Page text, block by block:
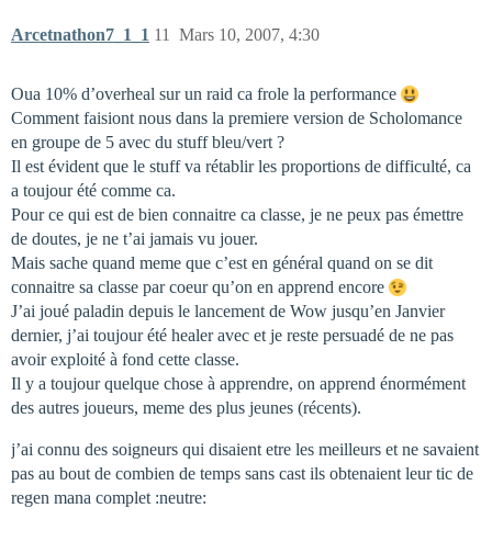
Arcetnathon7_1_1 Mars 10, 2007, 4:30
11
Oua 10% d’overheal sur un raid ca frole la performance
Comment faisiont nous dans la premiere version de Scholomance
en groupe de 5 avec du stuff bleu/vert ?
Il est évident que le stuff va rétablir les proportions de difficulté, ca
a toujour été comme ca.
Pour ce qui est de bien connaitre ca classe, je ne peux pas émettre
de doutes, je ne t’ai jamais vu jouer.
Mais sache quand meme que c’est en général quand on se dit
connaitre sa classe par coeur qu’on en apprend encore
J’ai joué paladin depuis le lancement de Wow jusqu’en Janvier
dernier, j’ai toujour été healer avec et je reste persuadé de ne pas
avoir exploité à fond cette classe.
Il y a toujour quelque chose à apprendre, on apprend énormément
des autres joueurs, meme des plus jeunes (récents).
j’ai connu des soigneurs qui disaient etre les meilleurs et ne savaient
pas au bout de combien de temps sans cast ils obtenaient leur tic de
regen mana complet :neutre: